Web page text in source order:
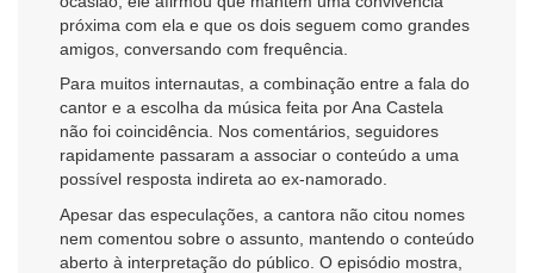
próxima com ela e que os dois seguem como grandes
amigos, conversando com frequência.
Para muitos internautas, a combinação entre a fala do
cantor e a escolha da música feita por Ana Castela
não foi coincidência. Nos comentários, seguidores
rapidamente passaram a associar o conteúdo a uma
possível resposta indireta ao ex-namorado.
Apesar das especulações, a cantora não citou nomes
nem comentou sobre o assunto, mantendo o conteúdo
aberto à interpretação do público. O episódio mostra,